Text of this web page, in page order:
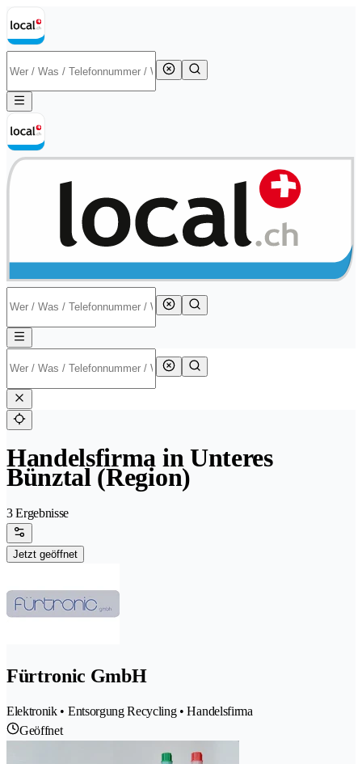
Handelsfirma in Unteres
Bünztal (Region)
3 Ergebnisse
Jetzt geöffnet
Fürtronic GmbH
Elektronik • Entsorgung Recycling • Handelsfirma
Geöffnet